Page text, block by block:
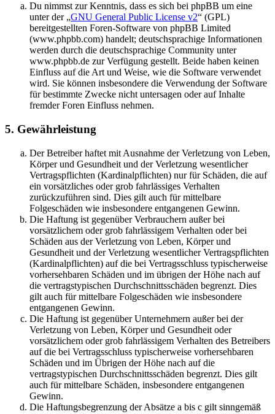
Du nimmst zur Kenntnis, dass es sich bei phpBB um eine
unter der „GNU General Public License v2“ (GPL)
bereitgestellten Foren-Software von phpBB Limited
(www.phpbb.com) handelt; deutschsprachige Informationen
werden durch die deutschsprachige Community unter
www.phpbb.de zur Verfügung gestellt. Beide haben keinen
Einfluss auf die Art und Weise, wie die Software verwendet
wird. Sie können insbesondere die Verwendung der Software
für bestimmte Zwecke nicht untersagen oder auf Inhalte
fremder Foren Einfluss nehmen.
5. Gewährleistung
Der Betreiber haftet mit Ausnahme der Verletzung von Leben,
Körper und Gesundheit und der Verletzung wesentlicher
Vertragspflichten (Kardinalpflichten) nur für Schäden, die auf
ein vorsätzliches oder grob fahrlässiges Verhalten
zurückzuführen sind. Dies gilt auch für mittelbare
Folgeschäden wie insbesondere entgangenen Gewinn.
Die Haftung ist gegenüber Verbrauchern außer bei
vorsätzlichem oder grob fahrlässigem Verhalten oder bei
Schäden aus der Verletzung von Leben, Körper und
Gesundheit und der Verletzung wesentlicher Vertragspflichten
(Kardinalpflichten) auf die bei Vertragsschluss typischerweise
vorhersehbaren Schäden und im übrigen der Höhe nach auf
die vertragstypischen Durchschnittsschäden begrenzt. Dies
gilt auch für mittelbare Folgeschäden wie insbesondere
entgangenen Gewinn.
Die Haftung ist gegenüber Unternehmern außer bei der
Verletzung von Leben, Körper und Gesundheit oder
vorsätzlichem oder grob fahrlässigem Verhalten des Betreibers
auf die bei Vertragsschluss typischerweise vorhersehbaren
Schäden und im Übrigen der Höhe nach auf die
vertragstypischen Durchschnittsschäden begrenzt. Dies gilt
auch für mittelbare Schäden, insbesondere entgangenen
Gewinn.
Die Haftungsbegrenzung der Absätze a bis c gilt sinngemäß